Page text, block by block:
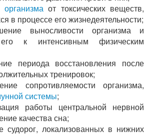
от токсических веществ,
в процессе его жизнедеятельности;
выносливости организма и
его к интенсивным физическим
восстановления после
тренировок;
организма,
системы;
работы центральной нервной
качества сна;
локализованных в нижних